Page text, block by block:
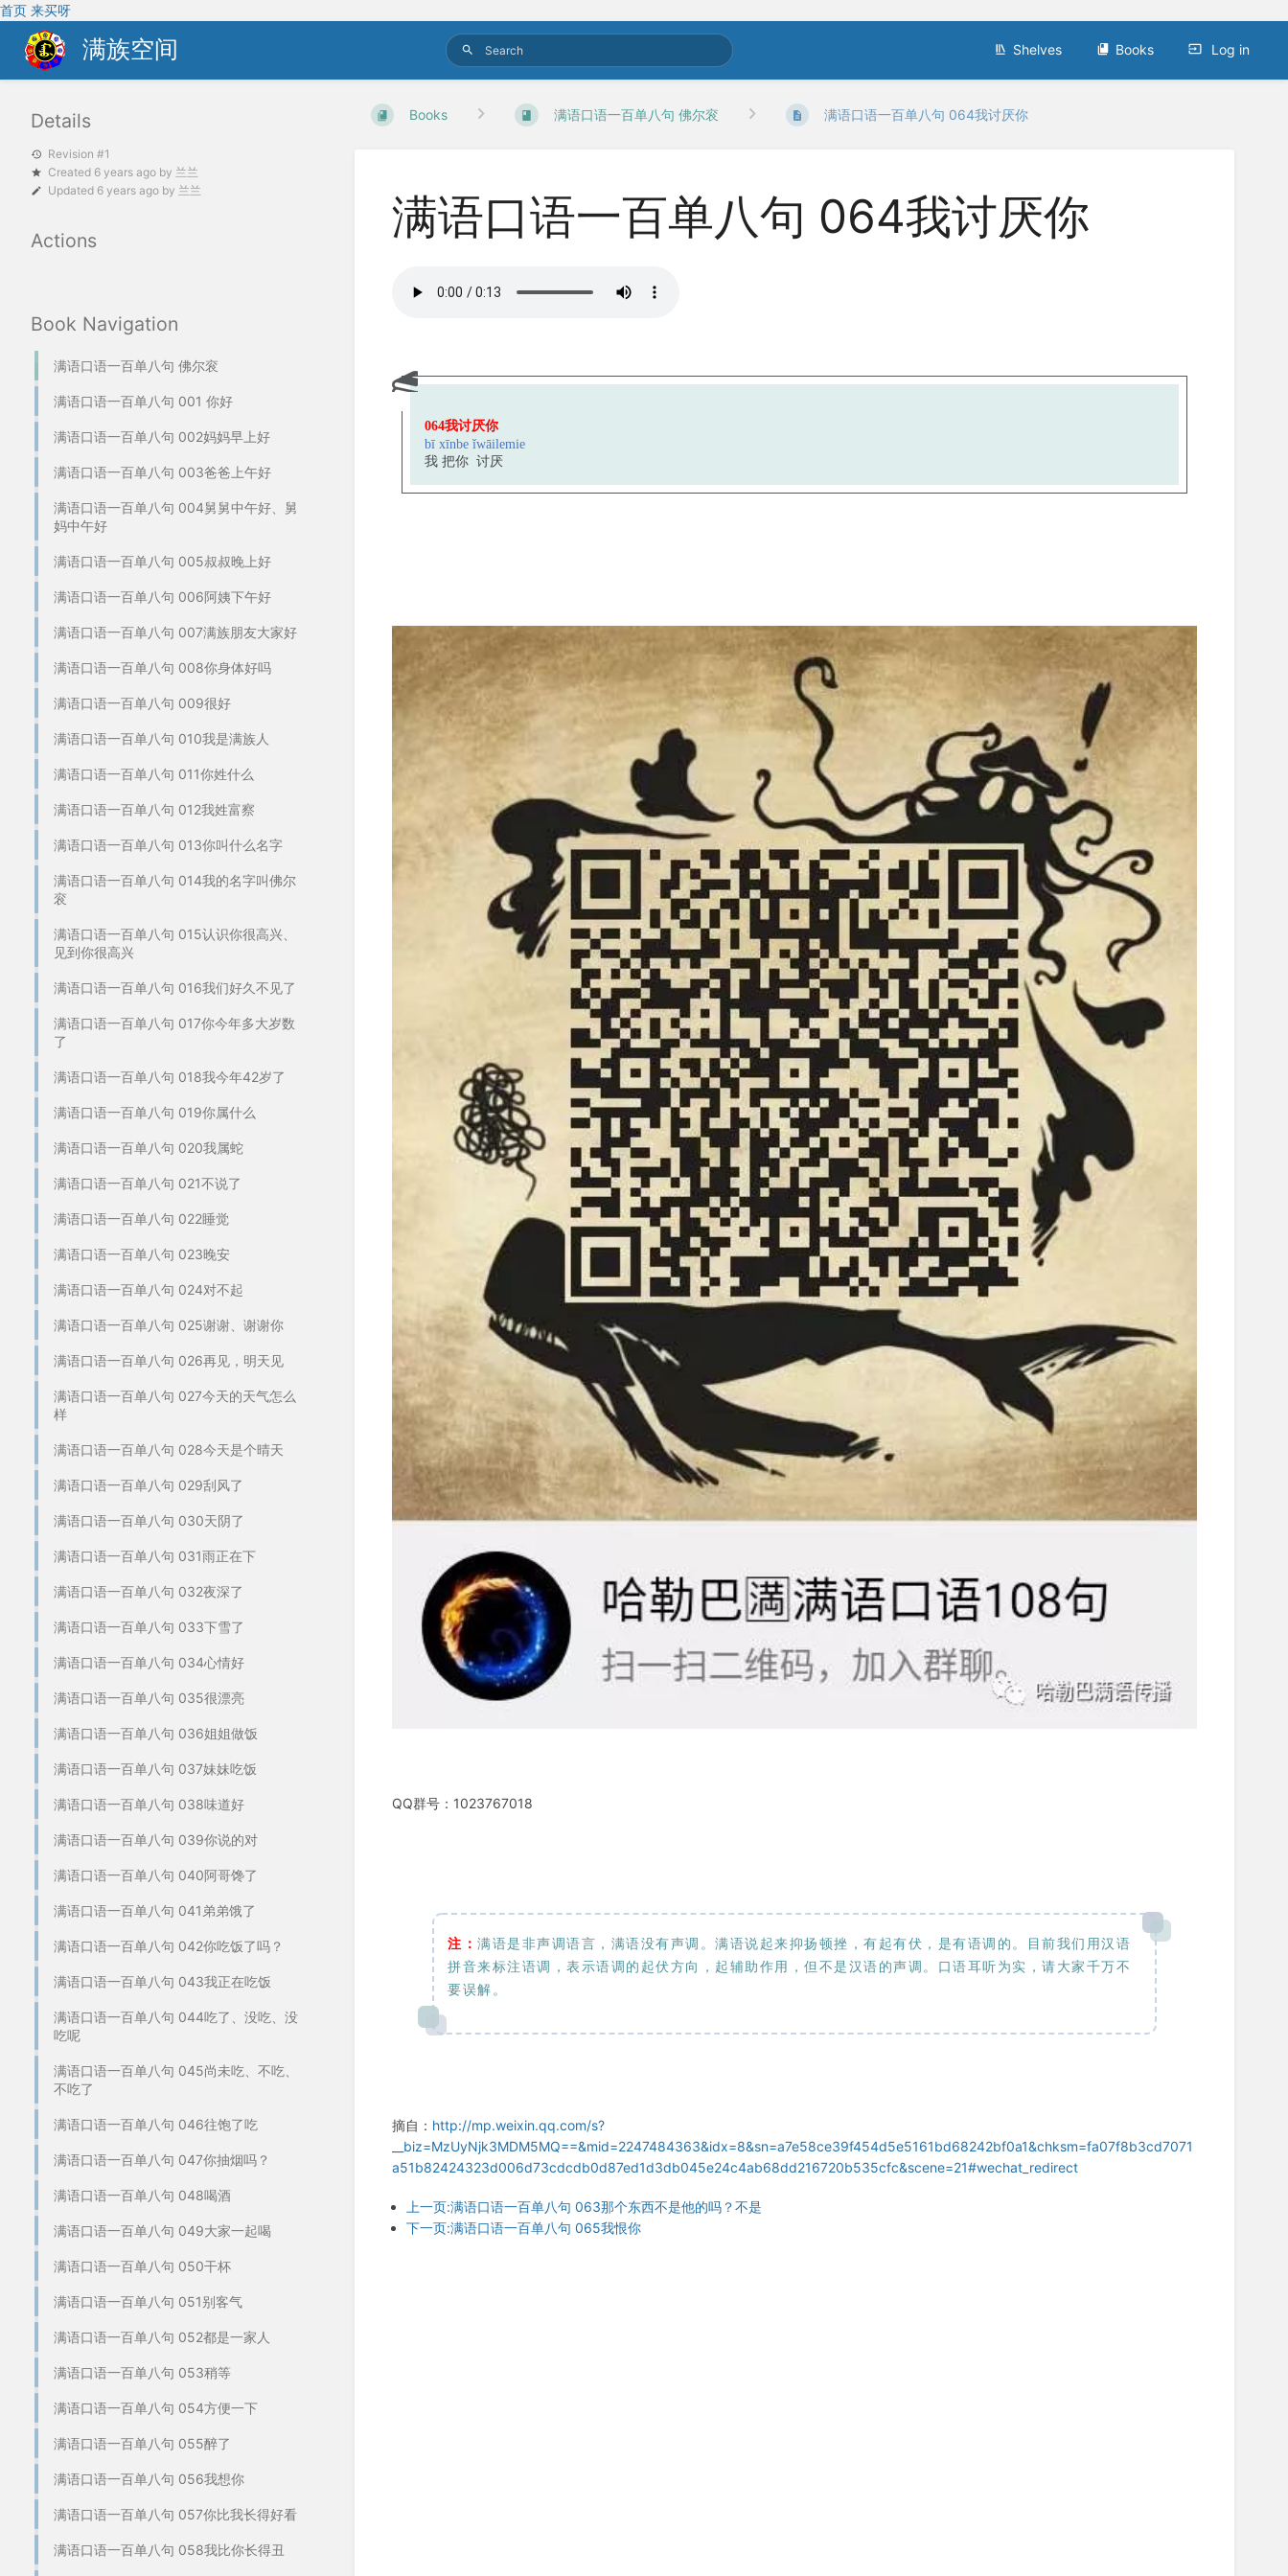
首页 来买呀
满族空间 Shelves Books Log in
Book Navigation
满语口语一百单八句 佛尔衮
满语口语一百单八句 001 你好
满语口语一百单八句 002妈妈早上好
满语口语一百单八句 003爸爸上午好
满语口语一百单八句 004舅舅中午好、舅
妈中午好
满语口语一百单八句 005叔叔晚上好
满语口语一百单八句 006阿姨下午好
满语口语一百单八句 007满族朋友大家好
满语口语一百单八句 008你身体好吗
满语口语一百单八句 009很好
满语口语一百单八句 010我是满族人
满语口语一百单八句 011你姓什么
满语口语一百单八句 012我姓富察
满语口语一百单八句 013你叫什么名字
满语口语一百单八句 014我的名字叫佛尔
衮
满语口语一百单八句 015认识你很高兴、
见到你很高兴
满语口语一百单八句 016我们好久不见了
满语口语一百单八句 017你今年多大岁数
了
满语口语一百单八句 018我今年42岁了
满语口语一百单八句 019你属什么
满语口语一百单八句 020我属蛇
满语口语一百单八句 021不说了
满语口语一百单八句 022睡觉
满语口语一百单八句 023晚安
满语口语一百单八句 024对不起
满语口语一百单八句 025谢谢、谢谢你
满语口语一百单八句 026再见，明天见
满语口语一百单八句 027今天的天气怎么
样
满语口语一百单八句 028今天是个晴天
满语口语一百单八句 029刮风了
满语口语一百单八句 030天阴了
满语口语一百单八句 031雨正在下
满语口语一百单八句 032夜深了
满语口语一百单八句 033下雪了
满语口语一百单八句 034心情好
满语口语一百单八句 035很漂亮
满语口语一百单八句 036姐姐做饭
满语口语一百单八句 037妹妹吃饭
满语口语一百单八句 038味道好
满语口语一百单八句 039你说的对
满语口语一百单八句 040阿哥馋了
满语口语一百单八句 041弟弟饿了
满语口语一百单八句 042你吃饭了吗？
满语口语一百单八句 043我正在吃饭
满语口语一百单八句 044吃了、没吃、没
吃呢
满语口语一百单八句 045尚未吃、不吃、
不吃了
满语口语一百单八句 046往饱了吃
满语口语一百单八句 047你抽烟吗？
满语口语一百单八句 048喝酒
满语口语一百单八句 049大家一起喝
满语口语一百单八句 050干杯
满语口语一百单八句 051别客气
满语口语一百单八句 052都是一家人
满语口语一百单八句 053稍等
满语口语一百单八句 054方便一下
满语口语一百单八句 055醉了
满语口语一百单八句 056我想你
满语口语一百单八句 057你比我长得好看
满语口语一百单八句 058我比你长得丑
Books 满语口语一百单八句 佛尔衮 满语口语一百单八句 064我讨厌你
满语口语一百单八句 064我讨厌你
064我讨厌你
bī xīnbe ǐwāilemie
我 把你 讨厌
QQ群号：1023767018
注： 满语是非声调语言，满语没有声调。满语说起来抑扬顿挫，有起有伏，是有语调的。目前我们用汉语
拼音来标注语调，表示语调的起伏方向，起辅助作用，但不是汉语的声调。口语耳听为实，请大家千万不
要误解。
摘自： http://mp.weixin.qq.com/s?
__biz=MzUyNjk3MDM5MQ==&mid=2247484363&idx=8&sn=a7e58ce39f454d5e5161bd68242bf0a1&chksm=fa07f8b3cd7071
a51b82424323d006d73cdcdb0d87ed1d3db045e24c4ab68dd216720b535cfc&scene=21#wechat_redirect
上一页:满语口语一百单八句 063那个东西不是他的吗？不是
下一页:满语口语一百单八句 065我恨你
Details
Revision #1
Created 6 years ago by 兰兰
Updated 6 years ago by 兰兰
Actions